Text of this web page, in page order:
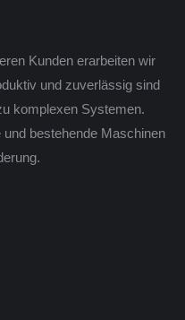
Kunden erarbeiten wir
und zuverlässig sind
komplexen Systemen.
bestehende Maschinen